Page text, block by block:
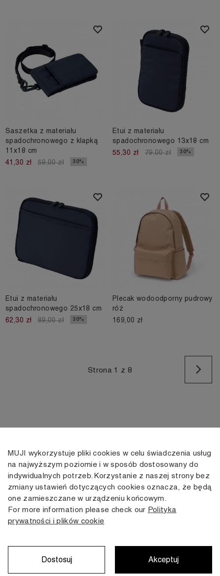
Saszetka z materiału
spadochronowego z klapką
11x18 cm
41,30 zł
59,00 zł 30%
Etui z materiału
spadochronowego 13x18 cm
55,30 zł
79,00 zł 30%
Etui z materiału
spadochronowego 25x18 cm
62,30 zł
89,00 zł 30%
Plecak wodoodporny pudrowy
róż
169,00 zł
Strona 1 z 8
KONTAKT
+48 505 166 958
zamowienia@muji.com.pl
Infolinia czynna
od poniedziałku do piątku
KONTO
Moje konto
Historia
INFORMACJE
Dostawa
Regulamin
Karta stałego
Klienta
MUJI wykorzystuje pliki cookies w celu świadczenia usług
na najwyższym poziomie i w sposób dostosowany do
indywidualnych potrzeb. Korzystanie z naszej strony bez
zmiany ustawień dotyczących cookies oznacza, że będą
one zamieszczane w urządzeniu końcowym.
For more information please check our Polityka
prywatności i plików cookie
Dostosuj Akceptuj